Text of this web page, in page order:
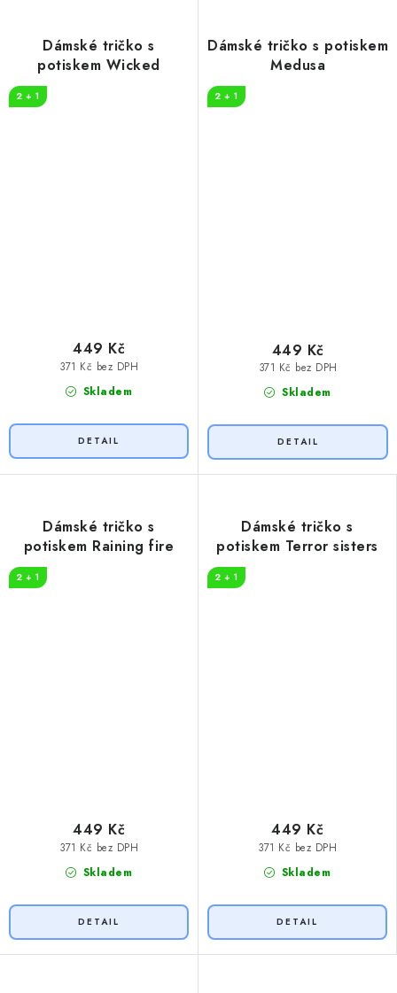
Dámské tričko s
potiskem Wicked
2 + 1
Skladem
371 Kč bez DPH
449 Kč
Dámské tričko s potiskem
Medusa
2 + 1
Skladem
371 Kč bez DPH
449 Kč
Dámské tričko s
potiskem Raining fire
2 + 1
Skladem
371 Kč bez DPH
449 Kč
Dámské tričko s
potiskem Terror sisters
2 + 1
Skladem
371 Kč bez DPH
449 Kč